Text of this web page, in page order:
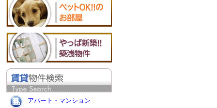
アパート・マンション